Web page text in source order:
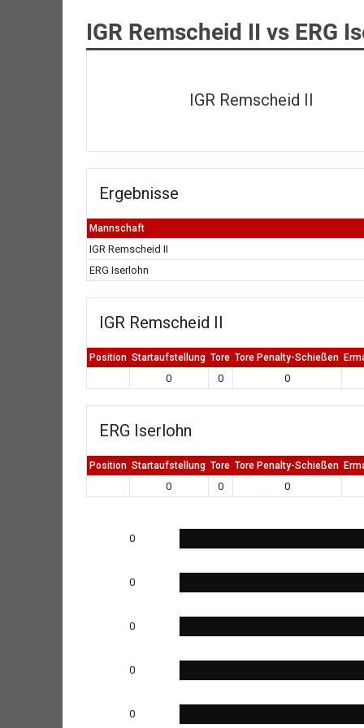
IGR Remscheid II vs ERG
IGR Remscheid II
Ergebnisse
Mannschaft
IGR Remscheid II
ERG Iserlohn
IGR Remscheid II
Position Startaufstellung Tore Tore Penalty-Schießen
0 0 0
ERG Iserlohn
Position Startaufstellung Tore Tore Penalty-Schießen
0 0 0
0
0
0
0
0